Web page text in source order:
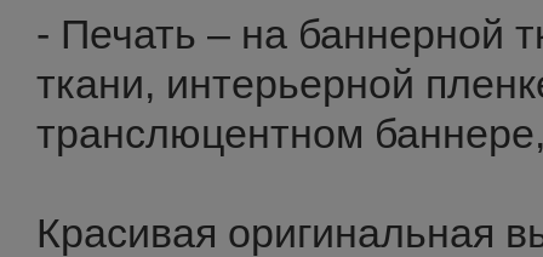
- Печать – на баннерной
ткани, интерьерной
транслюцентном
Красивая оригинальная